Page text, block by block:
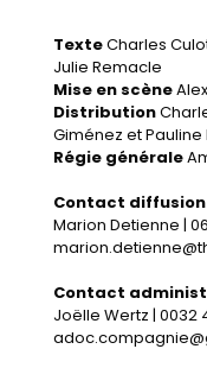
TexteCharles
Julie Remacle
Mise en scène
Distribution
Giménez et
Régie générale
Contact diffusion
Marion Detienne |
Contact
Joëlle Wertz | 0032